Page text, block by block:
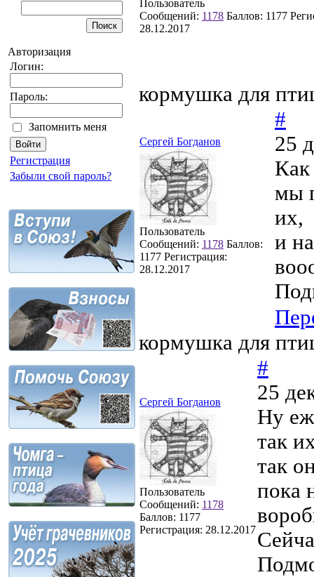
Авторизация
Логин:
Пароль:
Запомнить меня
Регистрация
Забыли свой пароль?
Пользователь
Сообщений: 1178 Баллов: 1177
28.12.2017
кормушка для
Сергей Богданов
Пользователь
Сообщений: 1178 Баллов:
1177 Регистрация:
28.12.2017
#
25
мы
их,
и
кормушка для
Сергей Богданов
Пользователь
Сообщений: 1178
Баллов: 1177
Регистрация: 28.12.2017
#
25
Ну
так
так
пока